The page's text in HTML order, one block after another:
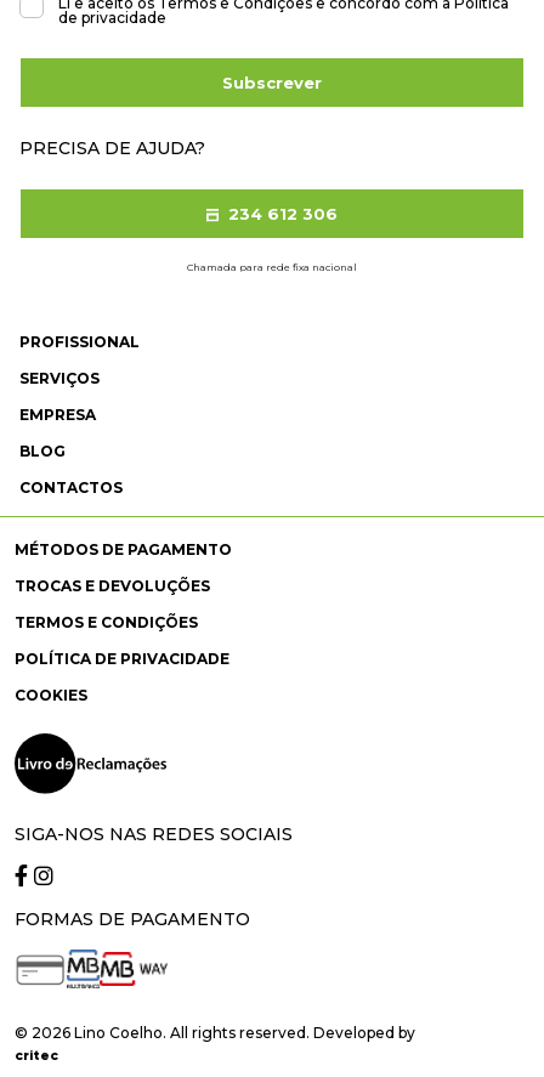
PROFISSIONAL
SERVIÇOS
EMPRESA
BLOG
CONTACTOS
MÉTODOS DE PAGAMENTO
TROCAS E DEVOLUÇÕES
TERMOS E CONDIÇÕES
POLÍTICA DE PRIVACIDADE
COOKIES
SIGA-NOS NAS REDES SOCIAIS
FORMAS DE PAGAMENTO
de privacidade
Subscrever
PRECISA DE AJUDA?
234 612 306
Chamada para rede fixa nacional
© 2026 Lino Coelho. All rights reserved. Developed by
critec